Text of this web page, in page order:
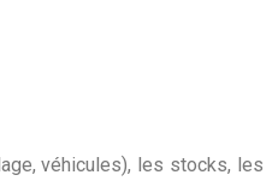
véhicules), les stocks, les